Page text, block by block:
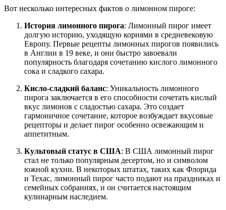
Вот несколько интересных фактов о лимонном пироге:
История лимонного пирога: Лимонный пирог имеет
долгую историю, уходящую корнями в средневековую
Европу. Первые рецепты лимонных пирогов появились
в Англии в 19 веке, и они быстро завоевали
популярность благодаря сочетанию кислого лимонного
сока и сладкого сахара.
Кисло-сладкий баланс: Уникальность лимонного
пирога заключается в его способности сочетать кислый
вкус лимонов с сладостью сахара. Это создает
гармоничное сочетание, которое возбуждает вкусовые
рецепторы и делает пирог особенно освежающим и
аппетитным.
Культовый статус в США: В США лимонный пирог
стал не только популярным десертом, но и символом
южной кухни. В некоторых штатах, таких как Флорида
и Техас, лимонный пирог часто подают на праздниках и
семейных собраниях, и он считается настоящим
кулинарным наследием.